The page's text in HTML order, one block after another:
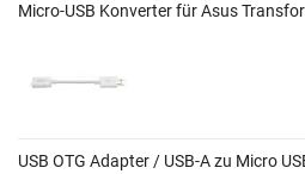
Micro-USB Konverter für Asus
USB OTG Adapter / USB-A zu Micro